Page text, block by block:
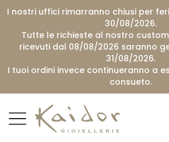
I nostri uffici rimarranno chiusi per
30/08/2026.
Tutte le richieste al nostro
ricevuti dal 08/08/2026 saranno
31/08/2026.
I tuoi ordini invece continueranno a
consueto.